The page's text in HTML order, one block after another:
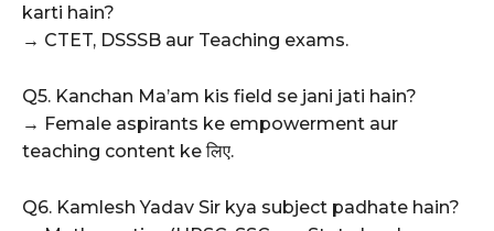
karti hain?
→ CTET, DSSSB aur Teaching exams.
Q5. Kanchan Ma’am kis field se jani jati hain?
→ Female aspirants ke empowerment aur
teaching content ke लिए.
Q6. Kamlesh Yadav Sir kya subject padhate hain?